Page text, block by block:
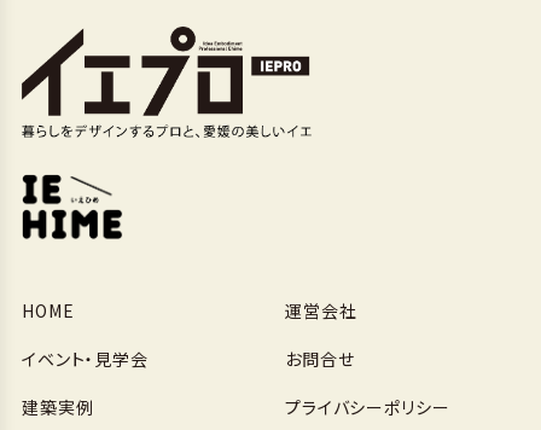
HOME
イベント・見学会
建築実例
運営会社
お問合せ
プライバシーポリシー